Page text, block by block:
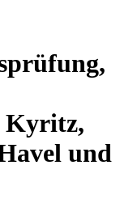
Kyritz,
und